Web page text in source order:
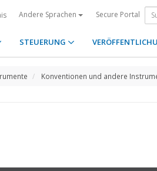
Andere Sprachen Secure Portal
STEUERUNG
Konventionen und andere